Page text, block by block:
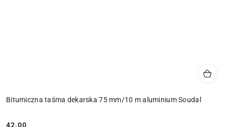
Bitumiczna taśma dekarska 75 mm/10 m aluminium Soudal
42.00